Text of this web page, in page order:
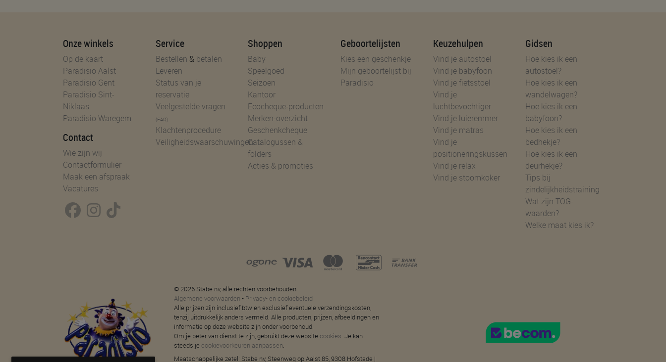
Onze winkels
Op de kaart
Paradisio Aalst
Paradisio Gent
Paradisio Sint-
Niklaas
Paradisio Waregem
Contact
Wie zijn wij
Contactformulier
Maak een afspraak
Vacatures
Service
Bestellen & betalen
Leveren
Status van je
reservatie
Veelgestelde vragen
(FAQ)
Klachtenprocedure
Veiligheidswaarschuwingen
Shoppen
Baby
Speelgoed
Seizoen
Kantoor
Ecocheque-producten
Merken-overzicht
Geschenkcheque
Catalogussen &
folders
Acties & promoties
Geboortelijsten
Kies een geschenkje
Mijn geboortelijst bij
Paradisio
Keuzehulpen
Vind je autostoel
Vind je babyfoon
Vind je fietsstoel
Vind je
luchtbevochtiger
Vind je luieremmer
Vind je matras
Vind je
positioneringskussen
Vind je relax
Vind je stoomkoker
Gidsen
Hoe kies ik een
autostoel?
Hoe kies ik een
wandelwagen?
Hoe kies ik een
babyfoon?
Hoe kies ik een
bedhekje?
Hoe kies ik een
deurhekje?
Tips bij
zindelijkheidstraining
Wat zijn TOG-
waarden?
Welke maat kies ik?
© 2026 Stabe nv, alle rechten voorbehouden.
Algemene voorwaarden - Privacy- en cookiebeleid
Alle prijzen zijn inclusief btw en exclusief eventuele verzendingskosten,
tenzij uitdrukkelijk anders vermeld. Alle producten, prijzen, afbeeldingen en
informatie op deze website zijn onder voorbehoud.
Om je beter van dienst te zijn, gebruikt deze website cookies. Je kan
steeds je cookievoorkeuren aanpassen.
Maatschappelijke zetel: Stabe nv, Steenweg op Aalst 85, 9308 Hofstade |